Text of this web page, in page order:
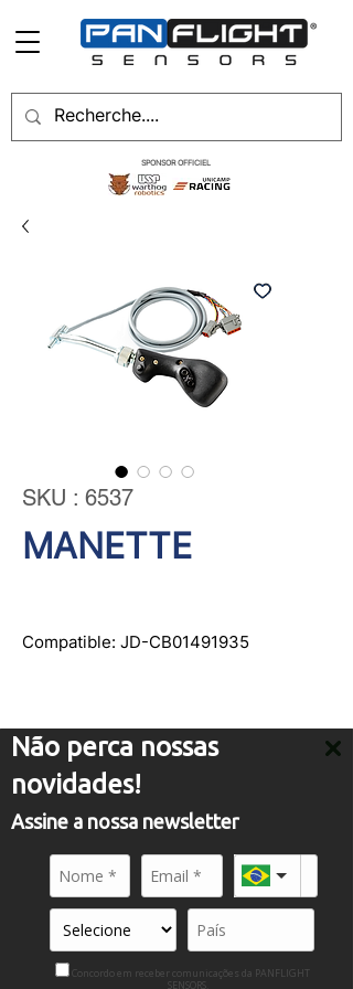
Não perca nossas
novidades!
Assine a nossa newsletter
Concordo em receber comunicações da PANFLIGHT
SENSORS.
SPONSOR OFFICIEL
SKU : 6537
MANETTE
Compatible: JD-CB01491935
SERVICE
comercial01@panflight.com
+55 (19) 3437-2010
+55 (19) 97155-8740
A PANFLIGHT
Sur
Travaillez avec nous